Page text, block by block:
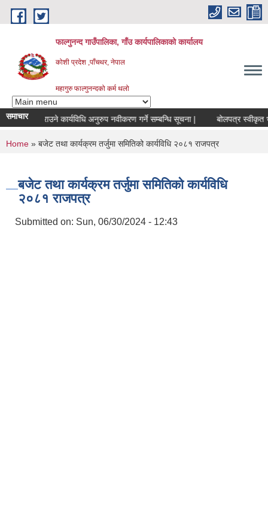
Skip to main content
फाल्गुनन्द गाउँपालिका, गाँउ कार्यपालिकाको कार्यालय
कोशी प्रदेश ,पाँचथर, नेपाल
महागुरु फाल्गुनन्दको कर्म थलो
समाचार
उपलब्ध गराउने कार्यविधि अनुरुप नवीकरण गर्ने सम्बन्धि सूचना | बोलपत्र स्वीकृत
You are here
Home » बजेट तथा कार्यक्रम तर्जुमा समितिको कार्यविधि २०८१ राजपत्र
बजेट तथा कार्यक्रम तर्जुमा समितिको कार्यविधि
२०८१ राजपत्र
Submitted on: Sun, 06/30/2024 - 12:43